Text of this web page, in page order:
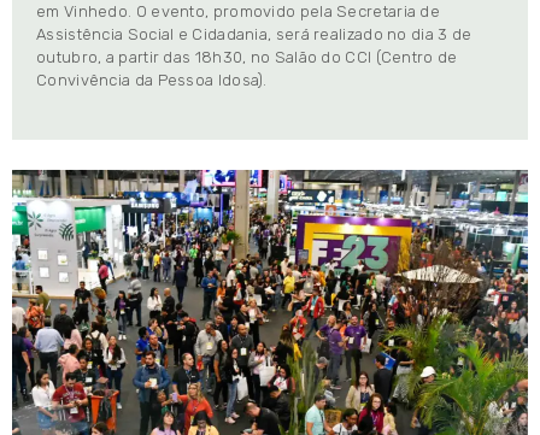
em Vinhedo. O evento, promovido pela Secretaria de
Assistência Social e Cidadania, será realizado no dia 3 de
outubro, a partir das 18h30, no Salão do CCI (Centro de
Convivência da Pessoa Idosa).